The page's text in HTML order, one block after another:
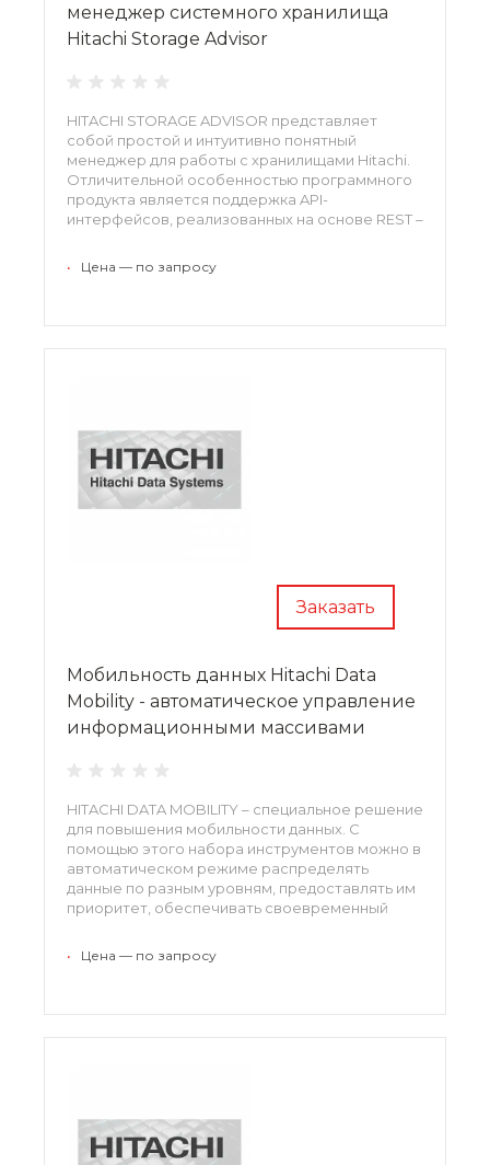
менеджер системного хранилища
Hitachi Storage Advisor
HITACHI STORAGE ADVISOR представляет
собой простой и интуитивно понятный
менеджер для работы с хранилищами Hitachi.
Отличительной особенностью программного
продукта является поддержка API-
интерфейсов, реализованных на основе REST –
массивами данных.
• Цена — по запросу
Заказать
Мобильность данных Hitachi Data
Mobility - автоматическое управление
информационными массивами
HITACHI DATA MOBILITY – специальное решение
для повышения мобильности данных. С
помощью этого набора инструментов можно в
автоматическом режиме распределять
данные по разным уровням, предоставлять им
приоритет, обеспечивать своевременный
несколько раз повышается уровень
• Цена — по запросу